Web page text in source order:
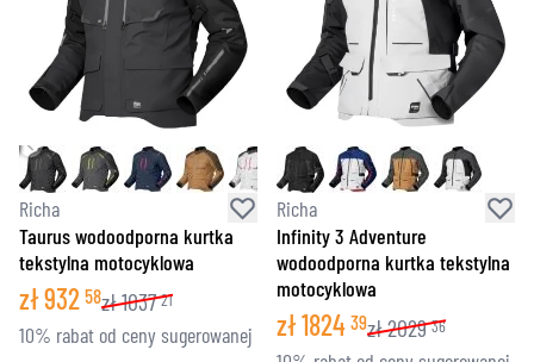
Richa
Taurus wodoodporna kurtka
tekstylna motocyklowa
zł932 58zł1037 21
10% rabat od ceny sugerowanej
Richa
Infinity 3 Adventure
wodoodporna kurtka tekstylna
motocyklowa
zł1824 39zł2029 36